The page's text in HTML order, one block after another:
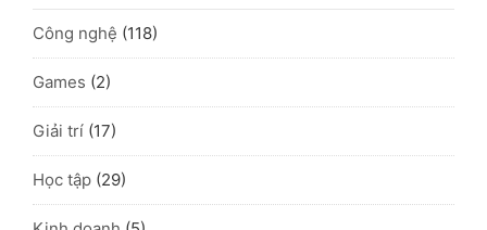
Công nghệ (118)
Games (2)
Giải trí (17)
Học tập (29)